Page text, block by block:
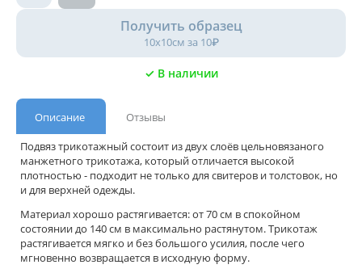
Получить образец
10х10см за 10₽
✓ В наличии
Описание
Отзывы
Подвяз трикотажный состоит из двух слоёв цельновязаного
манжетного трикотажа, который отличается высокой
плотностью - подходит не только для свитеров и толстовок, но
и для верхней одежды.
Материал хорошо растягивается: от 70 см в спокойном
состоянии до 140 см в максимально растянутом. Трикотаж
растягивается мягко и без большого усилия, после чего
мгновенно возвращается в исходную форму.